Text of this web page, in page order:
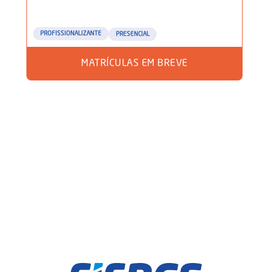
PRESENCIAL
PROFISSIONALIZANTE
MATRÍCULAS EM BREVE